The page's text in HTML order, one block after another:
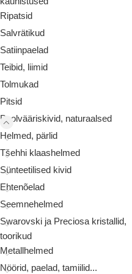
Ripatsid
Salvrätikud
Satiinpaelad
Teibid, liimid
Tolmukad
Pitsid
Poolvääriskivid, naturaalsed
Helmed, pärlid
Tšehhi klaashelmed
Sünteetilised kivid
Ehtenõelad
Seemnehelmed
Swarovski ja Preciosa kristallid,
toorikud
Metallhelmed
Nöörid, paelad, tamiilid...